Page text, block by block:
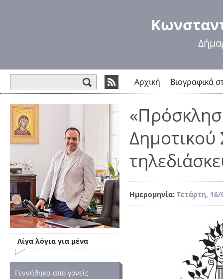
Αρχική Βιογραφικά
Λίγα λόγια για μένα
Γεννήθηκα από γονείς
Ημερομηνία: Τετάρτη, 16/